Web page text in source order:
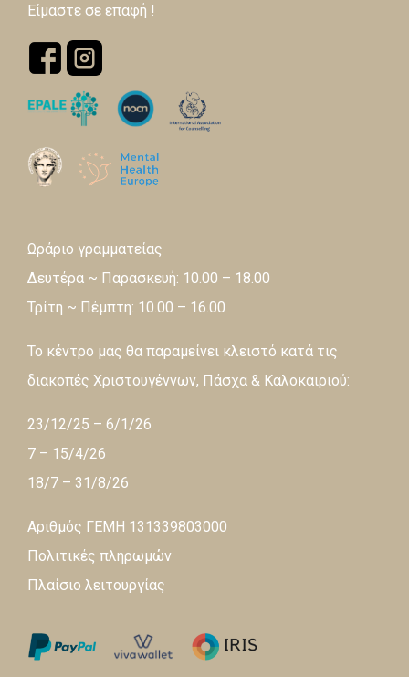
Είμαστε σε επαφή !
Ωράριο γραμματείας
Δευτέρα ~ Παρασκευή: 10.00 – 18.00
Τρίτη ~ Πέμπτη: 10.00 – 16.00
Το κέντρο μας θα παραμείνει κλειστό κατά τις
διακοπές Χριστουγέννων, Πάσχα & Καλοκαιριού:
23/12/25 – 6/1/26
7 – 15/4/26
18/7 – 31/8/26
Αριθμός ΓΕΜΗ 131339803000
Πολιτικές πληρωμών
Πλαίσιο λειτουργίας